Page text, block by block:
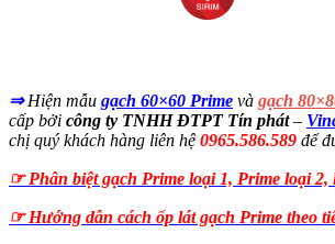
⇒Hiện mẫu gạch 60×60 Prime và gạch
cấp bởi công ty TNHH ĐTPT Tín phát–
chị quý khách hàng liên hệ0965.586.589 để
☞ Phân biệt gạch Prime loại 1, Prime loại
☞ Hướng dẫn cách ốp lát gạch Prime theo